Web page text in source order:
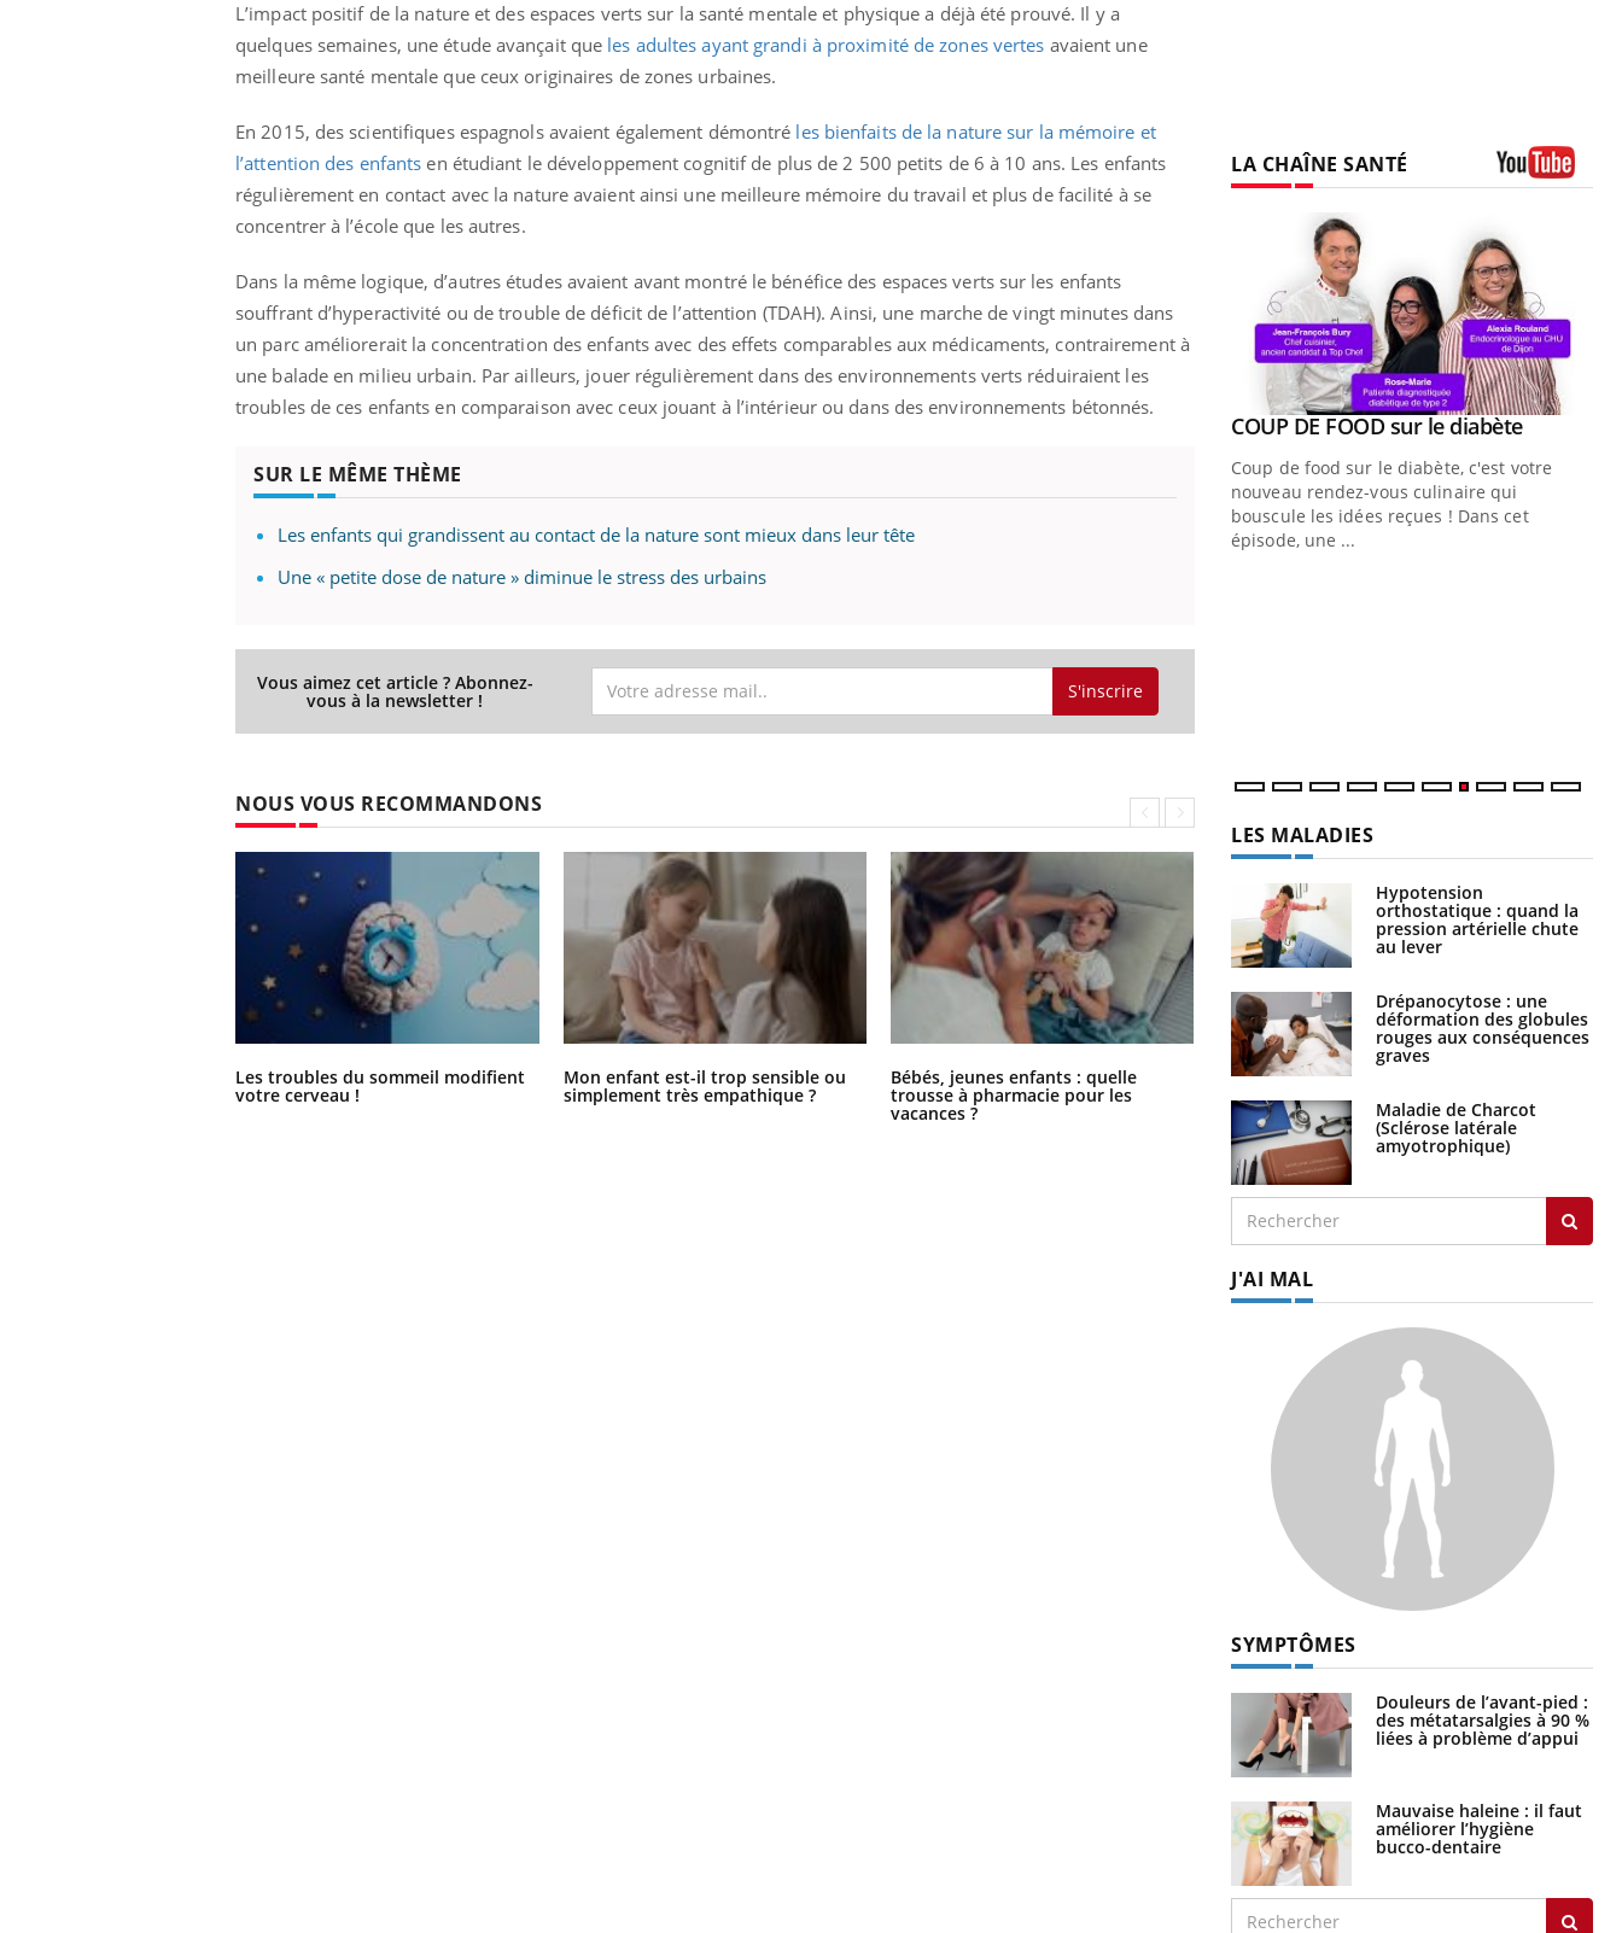
L’impact positif de la nature et des espaces verts sur la santé mentale et physique a déjà été prouvé. Il y a
quelques semaines, une étude avançait que les adultes ayant grandi à proximité de zones vertes avaient une
meilleure santé mentale que ceux originaires de zones urbaines.
En 2015, des scientifiques espagnols avaient également démontré les bienfaits de la nature sur la mémoire et
l’attention des enfants en étudiant le développement cognitif de plus de 2 500 petits de 6 à 10 ans. Les enfants
régulièrement en contact avec la nature avaient ainsi une meilleure mémoire du travail et plus de facilité à se
concentrer à l’école que les autres.
Dans la même logique, d’autres études avaient avant montré le bénéfice des espaces verts sur les enfants
souffrant d’hyperactivité ou de trouble de déficit de l’attention (TDAH). Ainsi, une marche de vingt minutes dans
un parc améliorerait la concentration des enfants avec des effets comparables aux médicaments, contrairement à
une balade en milieu urbain. Par ailleurs, jouer régulièrement dans des environnements verts réduiraient les
troubles de ces enfants en comparaison avec ceux jouant à l’intérieur ou dans des environnements bétonnés.
SUR LE MÊME THÈME
Les enfants qui grandissent au contact de la nature sont mieux dans leur tête
Une « petite dose de nature » diminue le stress des urbains
Vous aimez cet article ? Abonnez-
vous à la newsletter ! S'inscrire
NOUS VOUS RECOMMANDONS
Les troubles du sommeil modifient
votre cerveau !
Mon enfant est-il trop sensible ou
simplement très empathique ?
Bébés, jeunes enfants : quelle
trousse à pharmacie pour les
vacances ?
Syndrome métabolique : quels sont
LA CHAÎNE SANTÉ
L'été arrive… et avec lui, un tout nouveau
soleil, activités en plein air… Nos mains
Diabète & Ramadan 2026
nombreuses personnes atteintes de
défis, mais ...
mutualiste innove en matière de bilan de
Youtube
COUP DE FOOD sur le diabèteYoutube
Coup de food sur le diabète, c'est votre
nouveau rendez-vous culinaire qui
bouscule les idées reçues ! Dans cet
épisode, une ...
LES MALADIES
Hypotension
orthostatique : quand la
pression artérielle chute
au lever
Drépanocytose : une
déformation des globules
rouges aux conséquences
graves
Maladie de Charcot
(Sclérose latérale
amyotrophique)
J'AI MAL
SYMPTÔMES
Douleurs de l’avant-pied :
des métatarsalgies à 90 %
liées à problème d’appui
Mauvaise haleine : il faut
améliorer l’hygiène
bucco-dentaire